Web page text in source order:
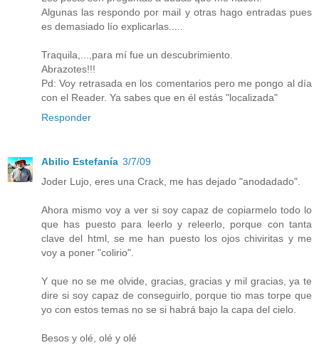
Algunas las respondo por mail y otras hago entradas pues
es demasiado lío explicarlas.....
Traquila,...,para mí fue un descubrimiento.
Abrazotes!!!
Pd: Voy retrasada en los comentarios pero me pongo al día
con el Reader. Ya sabes que en él estás "localizada"
Responder
Abilio Estefanía 3/7/09
Joder Lujo, eres una Crack, me has dejado "anodadado".
Ahora mismo voy a ver si soy capaz de copiarmelo todo lo
que has puesto para leerlo y releerlo, porque con tanta
clave del html, se me han puesto los ojos chiviritas y me
voy a poner "colirio".
Y que no se me olvide, gracias, gracias y mil gracias, ya te
dire si soy capaz de conseguirlo, porque tio mas torpe que
yo con estos temas no se si habrá bajo la capa del cielo.
Besos y olé, olé y olé